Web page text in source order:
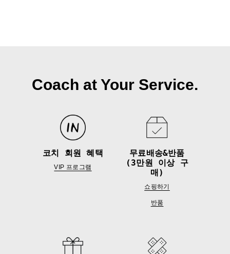
Coach at Your Service.
코치 회원 혜택
VIP 프로그램
무료배송&반품
(3만원 이상 구
매)
쇼핑하기
반품